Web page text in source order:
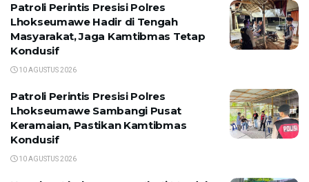
Patroli Perintis Presisi Polres
Lhokseumawe Hadir di Tengah
Masyarakat, Jaga Kamtibmas Tetap
Kondusif
10 AGUSTUS 2026
Patroli Perintis Presisi Polres
Lhokseumawe Sambangi Pusat
Keramaian, Pastikan Kamtibmas
Kondusif
10 AGUSTUS 2026